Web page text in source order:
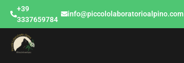
+39
3337659784
info@piccololaboratorioalpino.com